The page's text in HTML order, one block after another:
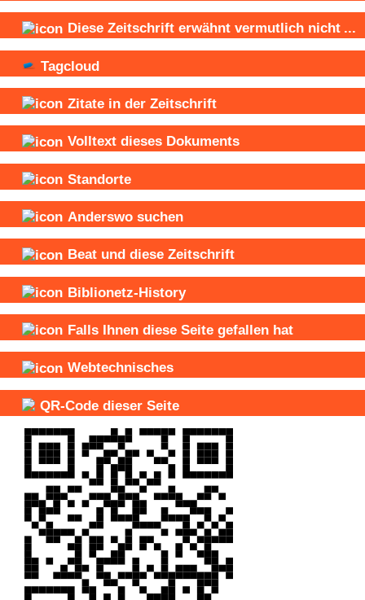
Diese Zeitschrift erwähnt vermutlich nicht ...
Tagcloud
Zitate in der Zeitschrift
Volltext dieses Dokuments
Standorte
Anderswo suchen
Beat und diese Zeitschrift
Biblionetz-History
Falls Ihnen diese Seite gefallen hat
Webtechnisches
QR-Code dieser Seite